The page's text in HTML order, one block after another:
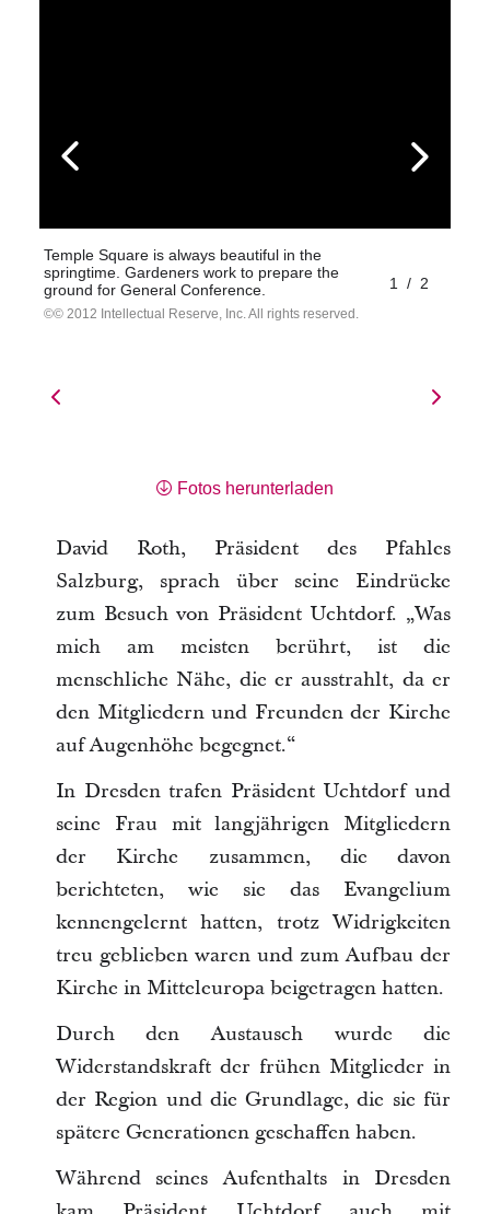
Temple Square is always beautiful in the
springtime. Gardeners work to prepare the
ground for General Conference.
© 2012 Intellectual Reserve, Inc. All rights reserved.
1 / 2
Fotos herunterladen
David Roth, Präsident des Pfahles
Salzburg, sprach über seine Eindrücke
zum Besuch von Präsident Uchtdorf. „Was
mich am meisten berührt, ist die
menschliche Nähe, die er ausstrahlt, da er
den Mitgliedern und Freunden der Kirche
auf Augenhöhe begegnet.“
In Dresden trafen Präsident Uchtdorf und
seine Frau mit langjährigen Mitgliedern
der Kirche zusammen, die davon
berichteten, wie sie das Evangelium
kennengelernt hatten, trotz Widrigkeiten
treu geblieben waren und zum Aufbau der
Kirche in Mitteleuropa beigetragen hatten.
Durch den Austausch wurde die
Widerstandskraft der frühen Mitglieder in
der Region und die Grundlage, die sie für
spätere Generationen geschaffen haben.
Während seines Aufenthalts in Dresden